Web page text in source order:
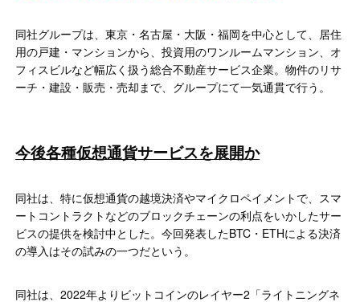
同社グループは、東京・名古屋・大阪・福岡を中心として、居住
用の戸建・マンションから、投資用のワンルームマンション、オ
フィスビルなど幅広く扱う総合不動産サービス企業。物件のリサ
ーチ・建設・販売・売却まで、グループにて一気通貫で行う。
今後各種仮想通貨サービスを展開か
同社は、特に仮想通貨の越境決済やマイクロペイメントで、スマ
ートコントラクトなどのブロックチェーンの利点をいかしたサー
ビスの提供を検討中とした。今回発表したBTC・ETHによる決済
の導入はその試みの一つだという。
同社は、2022年よりビットコインのレイヤー2「ライトニングネ